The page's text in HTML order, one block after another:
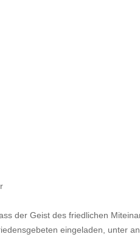
der Geist des friedlichen
eingeladen, unter